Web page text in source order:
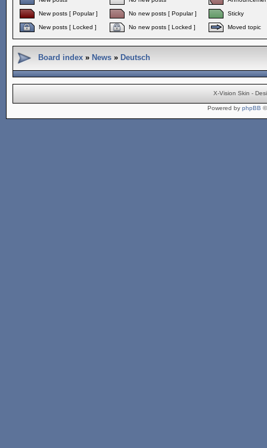
New posts [ Popular ] No new posts [ Popular ] Sticky
New posts [ Locked ] No new posts [ Locked ] Moved topic
Board index » News » Deutsch
X-Vision Skin -
Powered by phpBB